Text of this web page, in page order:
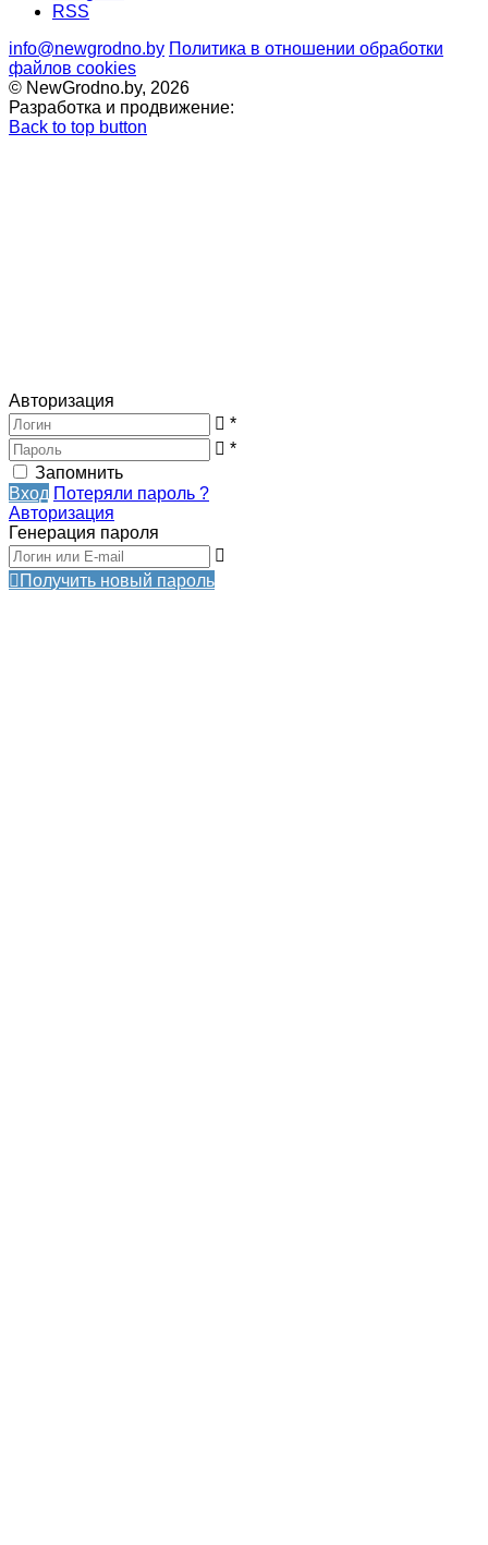
RSS
info@newgrodno.by Политика в отношении обработки
файлов cookies
© NewGrodno.by, 2026
Разработка и продвижение:
Back to top button
Авторизация
*
*
Запомнить
Вход Потеряли пароль ?
Авторизация
Генерация пароля
Получить новый пароль